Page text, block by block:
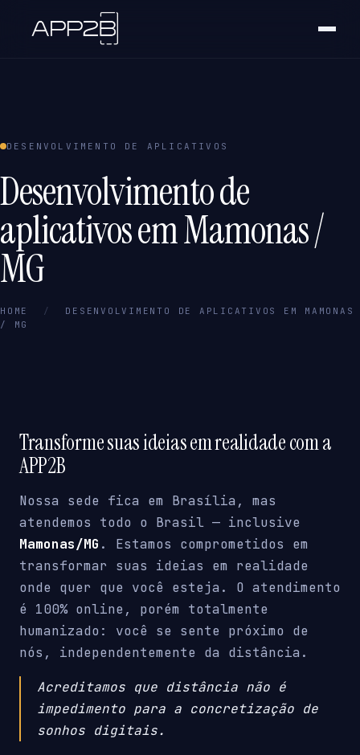
DESENVOLVIMENTO DE APLICATIVOS
Desenvolvimento de
aplicativos em Mamonas /
MG
HOME /
DESENVOLVIMENTO DE APLICATIVOS EM MAMONAS
/ MG
Transforme suas ideias em realidade com a
APP2B
Nossa sede fica em Brasília, mas
atendemos todo o Brasil — inclusive
Mamonas/MG . Estamos comprometidos em
transformar suas ideias em realidade
onde quer que você esteja. O atendimento
é 100% online, porém totalmente
humanizado: você se sente próximo de
nós, independentemente da distância.
Acreditamos que distância não é
impedimento para a concretização de
sonhos digitais.